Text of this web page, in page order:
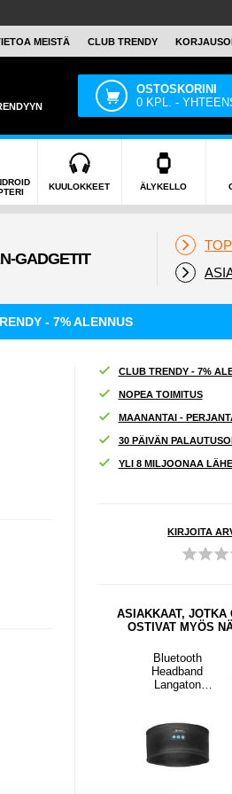
MEISTÄ CLUB TRENDY
OSTOSKORINI
0 KPL. -
KUULOKKEET ÄLYKELLO
- 7% ALENNUS
CLUB TRENDY - 7%
NOPEA TOIMITUS
MAANANTAI -
30 PÄIVÄN
YLI 8 MILJOONAA
KIRJOITA
ASIAKKAAT, JOTKA
OSTIVAT MYÖS
Bluetooth
Headband
Langaton
Earphone
kuulokkeet
kuulokkeet
Sleep Earbud